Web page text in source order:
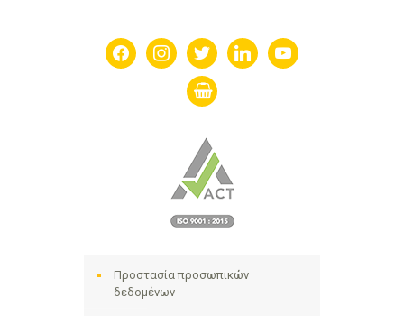
facebookinstagramtwitter linkedin youtube
shopping-
basket
Προστασία προσωπικών
δεδομένων